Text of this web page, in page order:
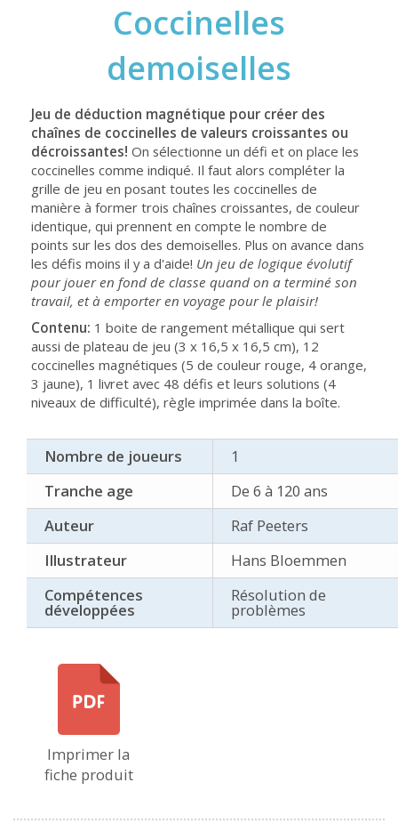
Coccinelles
demoiselles
Jeu de déduction magnétique pour créer des
chaînes de coccinelles de valeurs croissantes ou
décroissantes! On sélectionne un défi et on place les
coccinelles comme indiqué. Il faut alors compléter la
grille de jeu en posant toutes les coccinelles de
manière à former trois chaînes croissantes, de couleur
identique, qui prennent en compte le nombre de
points sur les dos des demoiselles. Plus on avance dans
les défis moins il y a d'aide! Un jeu de logique évolutif
pour jouer en fond de classe quand on a terminé son
travail, et à emporter en voyage pour le plaisir!
Contenu: 1 boite de rangement métallique qui sert
aussi de plateau de jeu (3 x 16,5 x 16,5 cm), 12
coccinelles magnétiques (5 de couleur rouge, 4 orange,
3 jaune), 1 livret avec 48 défis et leurs solutions (4
niveaux de difficulté), règle imprimée dans la boîte.
Nombre de joueurs
1
Tranche age
De 6 à 120 ans
Auteur
Raf Peeters
Illustrateur
Hans Bloemmen
Compétences
développées
Résolution de
problèmes
Imprimer la
fiche produit